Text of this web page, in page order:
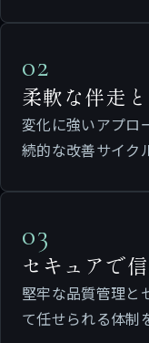
02
柔軟な伴走
変化に強いアプロ
続的な改善サイク
03
セキュアで
堅牢な品質管理と
て任せられる体制